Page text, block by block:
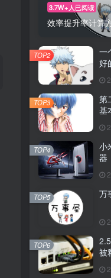
3.7W+人已阅读
效率提升率计算
一
好
TOP2
第
基
TOP3
小
器
TOP4
万
TOP5
被
TOP6